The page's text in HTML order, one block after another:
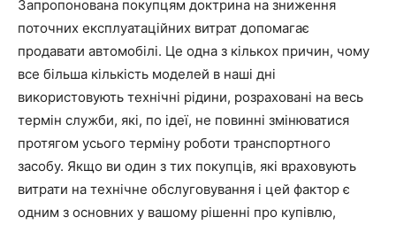
Запропонована покупцям доктрина на зниження
поточних експлуатаційних витрат допомагає
продавати автомобілі. Це одна з кількох причин, чому
все більша кількість моделей в наші дні
використовують технічні рідини, розраховані на весь
термін служби, які, по ідеї, не повинні змінюватися
протягом усього терміну роботи транспортного
засобу. Якщо ви один з тих покупців, які враховують
витрати на технічне обслуговування і цей фактор є
одним з основних у вашому рішенні про купівлю,